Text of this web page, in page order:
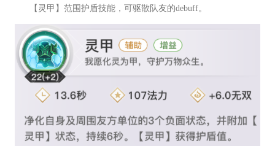
【灵甲】范围护盾技能，可驱散队友的debuff。